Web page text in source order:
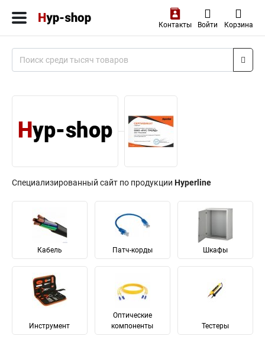
Контакты Войти Корзина
Специализированный сайт по продукции Hyperline
Кабель Патч-корды Шкафы
Инструмент
Оптические
компоненты
Тестеры